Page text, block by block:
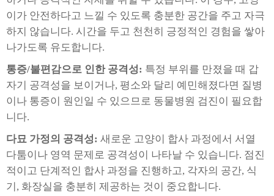
이가 안전하다고 느낄 수 있도록 충분한 공간을 주고 자극
하지 않습니다. 시간을 두고 천천히 긍정적인 경험을 쌓아
나가도록 유도합니다.
통증/불편감으로 인한 공격성: 특정 부위를 만졌을 때 갑
자기 공격성을 보이거나, 평소와 달리 예민해졌다면 질병
이나 통증이 원인일 수 있으므로 동물병원 검진이 필요합
니다.
다묘 가정의 공격성: 새로운 고양이 합사 과정에서 서열
다툼이나 영역 문제로 공격성이 나타날 수 있습니다. 점진
적이고 단계적인 합사 과정을 진행하고, 각자의 공간, 식
기, 화장실을 충분히 제공하는 것이 중요합니다.